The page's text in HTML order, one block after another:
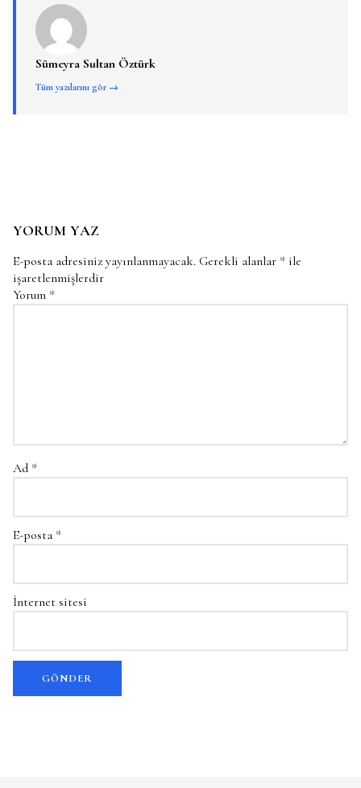
Sümeyra Sultan Öztürk
Tüm yazılarını gör →
YORUM YAZ
E-posta adresiniz yayınlanmayacak. Gerekli alanlar * ile
işaretlenmişlerdir
Yorum *
Ad *
E-posta *
İnternet sitesi